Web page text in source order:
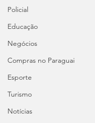
Policial
Educação
Negócios
Compras no Paraguai
Esporte
Turismo
Notícias